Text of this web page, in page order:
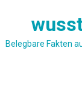
Belegbare Fakten